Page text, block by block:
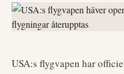
USA:s flygvapen har